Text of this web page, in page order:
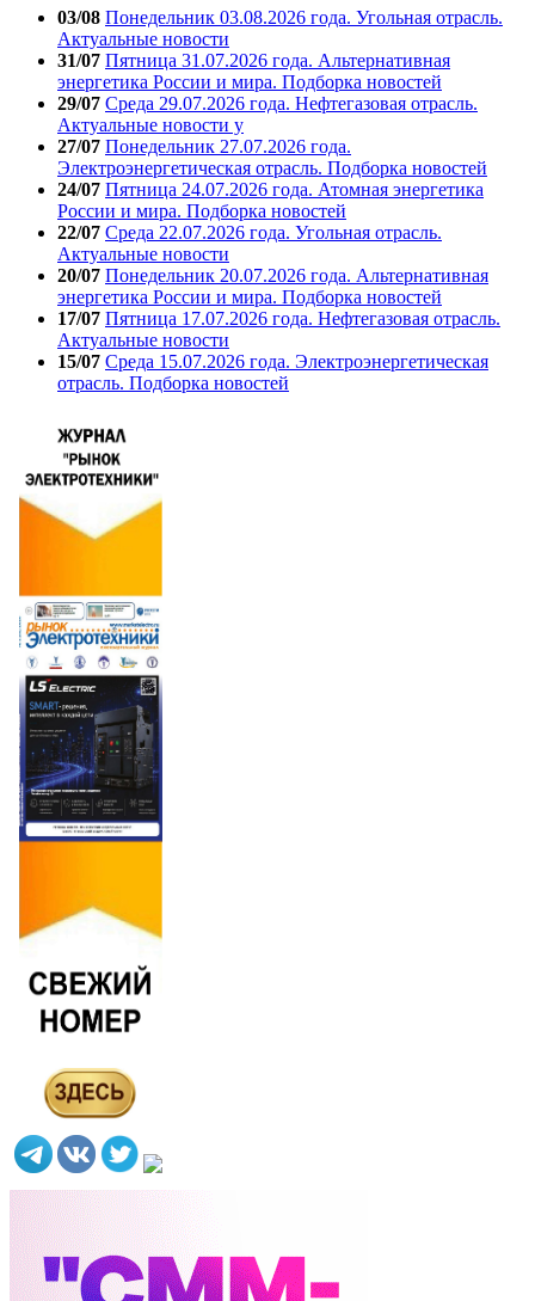
03/08 Понедельник 03.08.2026 года. Угольная отрасль.
Актуальные новости
31/07 Пятница 31.07.2026 года. Альтернативная
энергетика России и мира. Подборка новостей
29/07 Среда 29.07.2026 года. Нефтегазовая отрасль.
Актуальные новости у
27/07 Понедельник 27.07.2026 года.
Электроэнергетическая отрасль. Подборка новостей
24/07 Пятница 24.07.2026 года. Атомная энергетика
России и мира. Подборка новостей
22/07 Среда 22.07.2026 года. Угольная отрасль.
Актуальные новости
20/07 Понедельник 20.07.2026 года. Альтернативная
энергетика России и мира. Подборка новостей
17/07 Пятница 17.07.2026 года. Нефтегазовая отрасль.
Актуальные новости
15/07 Среда 15.07.2026 года. Электроэнергетическая
отрасль. Подборка новостей